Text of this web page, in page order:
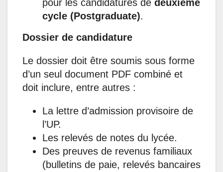
pour les candidatures de deuxième
cycle (Postgraduate).
Dossier de candidature
Le dossier doit être soumis sous forme
d’un seul document PDF combiné et
doit inclure, entre autres :
La lettre d’admission provisoire de
l’UP.
Les relevés de notes du lycée.
Des preuves de revenus familiaux
(bulletins de paie, relevés bancaires